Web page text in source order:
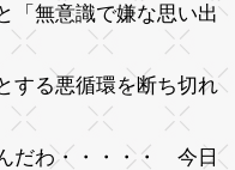
無意識で嫌な思い出
する悪循環を断ち切れ
だわ・・・・・ 今日